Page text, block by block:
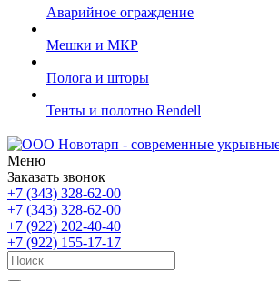
Аварийное ограждение
Мешки и МКР
Полога и шторы
Тенты и полотно Rendell
Меню
Заказать звонок
+7 (343) 328-62-00
+7 (343) 328-62-00
+7 (922) 202-40-40
+7 (922) 155-17-17